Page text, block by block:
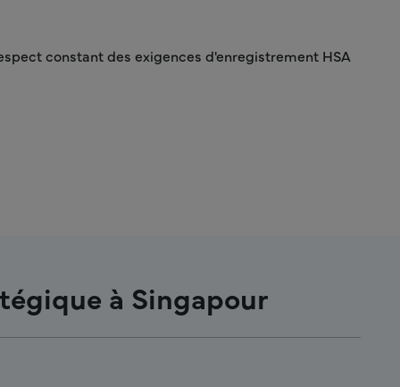
constant des exigences d'enregistrement HSA
à Singapour